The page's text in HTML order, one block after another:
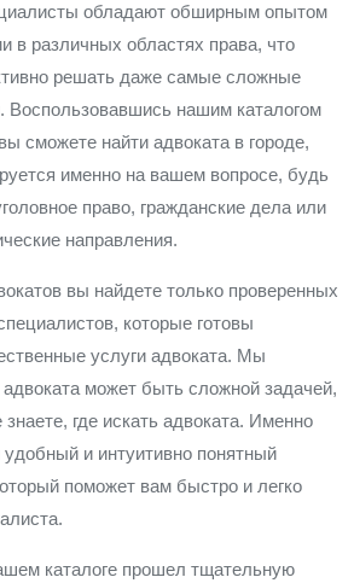
обладают обширным опытом
в различных областях права, что
решать даже самые сложные
Воспользовавшись нашим каталогом
сможете найти адвоката в городе,
именно на вашем вопросе, будь
право, гражданские дела или
направления.
вы найдете только проверенных
которые готовы
услуги адвоката. Мы
может быть сложной задачей,
где искать адвоката. Именно
и интуитивно понятный
поможет вам быстро и легко
каталоге прошел тщательную